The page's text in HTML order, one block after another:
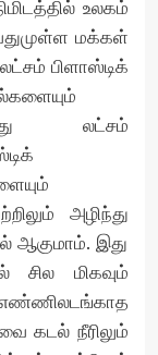
உலகம்
மக்கள்
பிளாஸ்டிக்
லட்சம்
அழிந்து
ஆகுமாம். இது
சில மிகவும்
கடல் நீரிலும்